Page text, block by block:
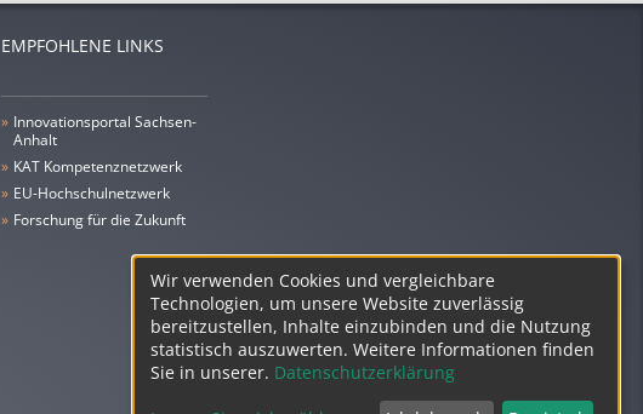
EMPFOHLENE LINKS
» Innovationsportal Sachsen-
Anhalt
» KAT Kompetenznetzwerk
» EU-Hochschulnetzwerk
» Forschung für die Zukunft
Wir verwenden Cookies und vergleichbare
Technologien, um unsere Website zuverlässig
bereitzustellen, Inhalte einzubinden und die Nutzung
statistisch auszuwerten. Weitere Informationen finden
Sie in unserer. Datenschutzerklärung